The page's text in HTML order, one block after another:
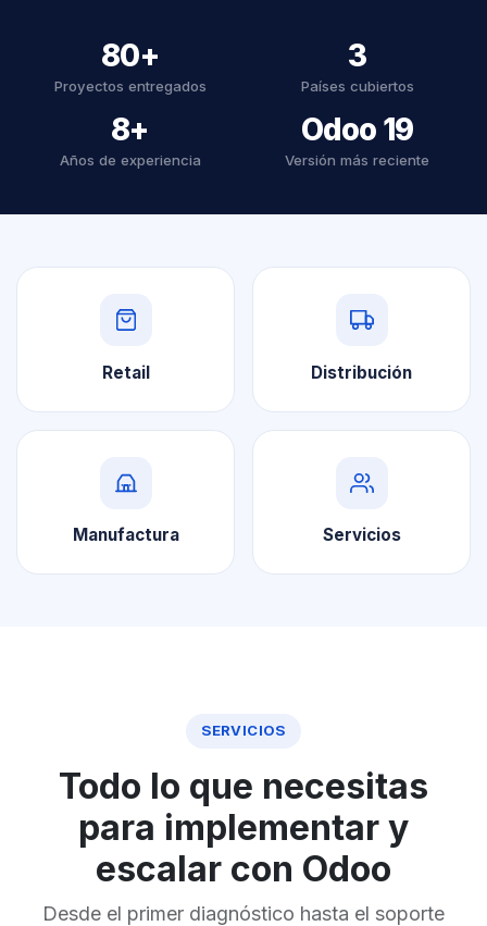
80+
Proyectos entregados
3
Países cubiertos
8+
Años de experiencia
Odoo 19
Versión más reciente
Retail Distribución
Manufactura Servicios
SERVICIOS
Todo lo que necesitas
para implementar y
escalar con Odoo
Desde el primer diagnóstico hasta el soporte